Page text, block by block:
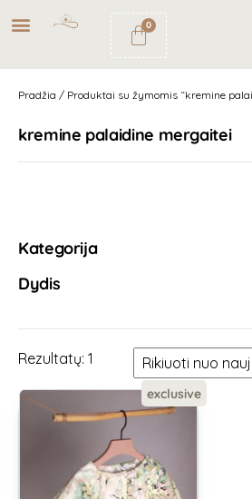
NEMOKAMAS
PRISTATYMAS
PAŠTOMATU
UŽSAKYMAMS NUO
0
Pradžia / Produktai su žymomis “kremine
kremine palaidine mergaitei
Kategorija
Dydis
Rezultatų: 1
exclusive